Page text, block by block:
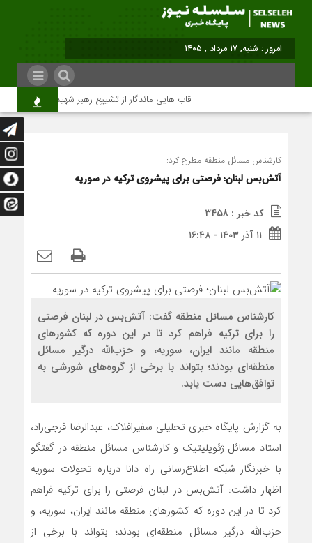
برابر با : Saturday - 8 August - 20
قاب هایی ماندگار از تشییع رهبر شهید در تهران
کارشناس مسائل منطقه مطرح کرد:
آتش‌بس لبنان؛ فرصتی برای پیشروی ترکیه در سوریه
کد خبر : 3458
۱۱ آذر ۱۴۰۳ - ۱۶:۴۸
کارشناس مسائل منطقه گفت: آتش‌بس در لبنان فرصتی
را برای ترکیه فراهم کرد تا در این دوره که کشورهای
منطقه مانند ایران، سوریه، و حزب‌الله درگیر مسائل
منطقه‌ای بودند؛ بتواند با برخی از گروه‌های شورشی به
توافق‌هایی دست یابد.
به گزارش پایگاه خبری تحلیلی سفیرافلاک، عبدالرضا فرجی‌راد،
استاد مسائل ژئوپلیتیک و کارشناس مسائل منطقه در گفتگو
با خبرنگار شبکه اطلاع‌رسانی راه دانا درباره تحولات سوریه
اظهار داشت: آتش‌بس در لبنان فرصتی را برای ترکیه فراهم
کرد تا در این دوره که کشورهای منطقه مانند ایران، سوریه، و
حزب‌الله درگیر مسائل منطقه‌ای بودند؛ بتواند با برخی از